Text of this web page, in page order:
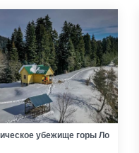
убежище горы Ло